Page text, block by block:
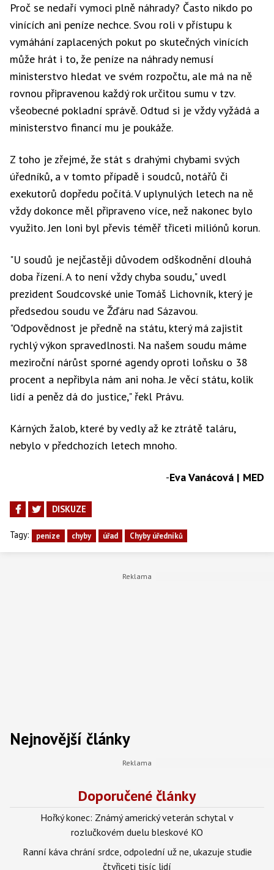
Proč se nedaří vymoci plně náhrady? Často nikdo po
vinících ani peníze nechce. Svou roli v přístupu k
vymáhání zaplacených pokut po skutečných vinících
může hrát i to, že peníze na náhrady nemusí
ministerstvo hledat ve svém rozpočtu, ale má na ně
rovnou připravenou každý rok určitou sumu v tzv.
všeobecné pokladní správě. Odtud si je vždy vyžádá a
ministerstvo financí mu je poukáže.
Z toho je zřejmé, že stát s drahými chybami svých
úředníků, a v tomto případě i soudců, notářů či
exekutorů dopředu počítá. V uplynulých letech na ně
vždy dokonce měl připraveno více, než nakonec bylo
využito. Jen loni byl převis téměř třiceti miliónů korun.
"U soudů je nejčastěji důvodem odškodnění dlouhá
doba řízení. A to není vždy chyba soudu," uvedl
prezident Soudcovské unie Tomáš Lichovník, který je
předsedou soudu ve Žďáru nad Sázavou.
"Odpovědnost je předně na státu, který má zajistit
rychlý výkon spravedlnosti. Na našem soudu máme
meziroční nárůst sporné agendy oproti loňsku o 38
procent a nepřibyla nám ani noha. Je věcí státu, kolik
lidí a peněz dá do justice," řekl Právu.
Kárných žalob, které by vedly až ke ztrátě taláru,
nebylo v předchozích letech mnoho.
-Eva Vanácová | MED
DISKUZE
Tagy: peníze chyby úřad Chyby úředníků
Nejnovější články
Doporučené články
Hořký konec: Známý americký veterán schytal v
rozlučkovém duelu bleskové KO
Ranní káva chrání srdce, odpolední už ne, ukazuje studie
čtyřiceti tisíc lidí